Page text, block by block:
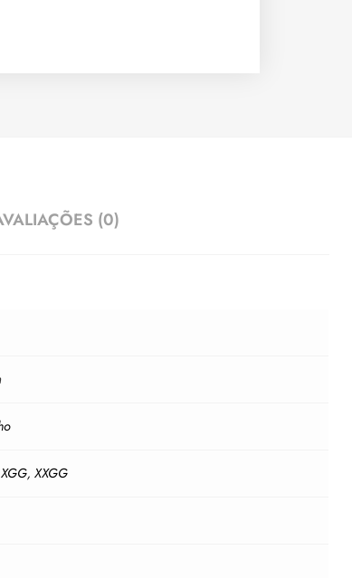
(0)
XGG,XXGG